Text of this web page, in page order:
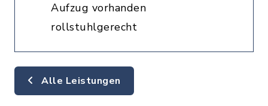
Aufzug vorhanden
rollstuhlgerecht
Alle Leistungen